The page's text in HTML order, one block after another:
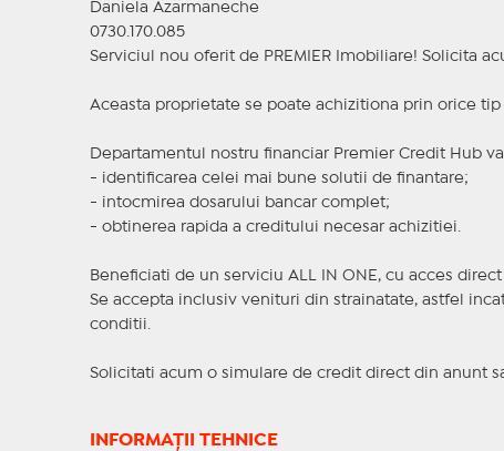
Daniela Azarmaneche
0730.170.085
Serviciul nou oferit de PREMIER Imobiliare! Solicita
Aceasta proprietate se poate achizitiona prin orice tip
Departamentul nostru financiar Premier Credit Hub
- identificarea celei mai bune solutii de finantare;
- intocmirea dosarului bancar complet;
- obtinerea rapida a creditului necesar achizitiei.
Beneficiati de un serviciu ALL IN ONE, cu acces
Se accepta inclusiv venituri din strainatate, astfel
conditii.
Solicitati acum o simulare de credit direct din anunt
INFORMAȚII TEHNICE